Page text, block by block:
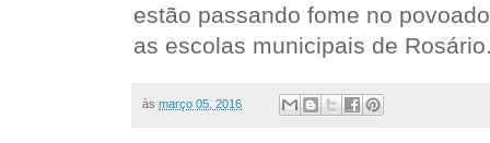
estão passando fome no
as escolas municipais de
às março 05, 2016